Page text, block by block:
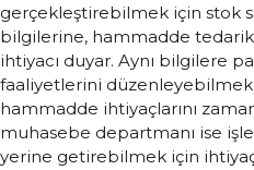
gerçekleştirebilmek için stok
bilgilerine, hammadde
ihtiyacı duyar. Aynı bilgilere
faaliyetlerini düzenleyebilmek
hammadde ihtiyaçlarını
muhasebe departmanı ise
yerine getirebilmek için